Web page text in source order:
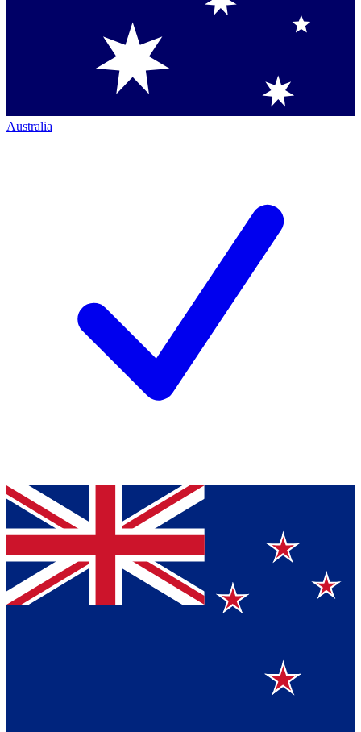
Australia